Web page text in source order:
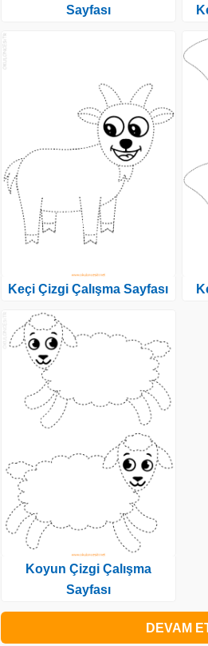
Sayfası
Keçi Çizgi Çalışma Sayfası
Koyun Çizgi Çalışma
Sayfası
DEVAM